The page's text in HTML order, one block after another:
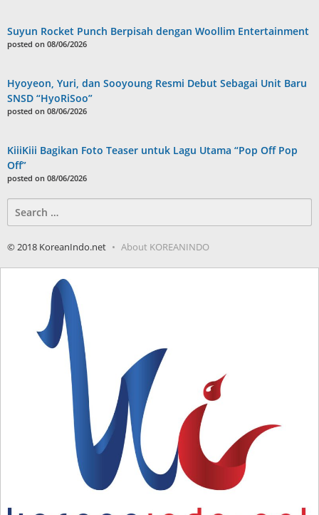
Suyun Rocket Punch Berpisah dengan Woollim Entertainment
posted on 08/06/2026
Hyoyeon, Yuri, dan Sooyoung Resmi Debut Sebagai Unit Baru
SNSD “HyoRiSoo”
posted on 08/06/2026
KiiiKiii Bagikan Foto Teaser untuk Lagu Utama “Pop Off Pop
Off”
posted on 08/06/2026
for:
© 2018 KoreanIndo.net About KOREANINDO